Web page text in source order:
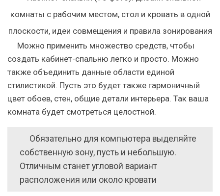
Можно применить множество средств, чтобы
создать кабинет-спальню легко и просто. Можно
также объединить данные области единой
стилистикой. Пусть это будет также гармоничный
цвет обоев, стен, общие детали интерьера. Так ваша
комната будет смотреться целостной.
Обязательно для компьютера выделяйте
собственную зону, пусть и небольшую.
Отличным станет угловой вариант
расположения или около кровати